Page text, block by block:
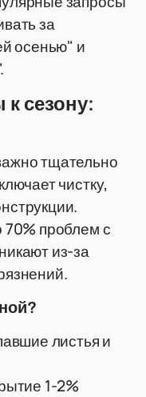
за
осенью" и
сезону:
тщательно
чистку,
70% проблем с
из-за
листья и
1-2%